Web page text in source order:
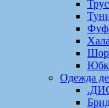
Одежда